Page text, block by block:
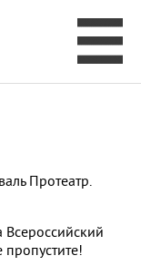
Протеатр.
Всероссийский